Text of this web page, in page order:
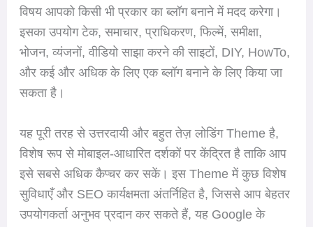
विषय आपको किसी भी प्रकार का ब्लॉग बनाने में मदद करेगा।
इसका उपयोग टेक, समाचार, प्राधिकरण, फिल्में, समीक्षा,
भोजन, व्यंजनों, वीडियो साझा करने की साइटों, DIY, HowTo,
और कई और अधिक के लिए एक ब्लॉग बनाने के लिए किया जा
सकता है।
यह पूरी तरह से उत्तरदायी और बहुत तेज़ लोडिंग Theme है,
विशेष रूप से मोबाइल-आधारित दर्शकों पर केंद्रित है ताकि आप
इसे सबसे अधिक कैप्चर कर सकें। इस Theme में कुछ विशेष
सुविधाएँ और SEO कार्यक्षमता अंतर्निहित है, जिससे आप बेहतर
उपयोगकर्ता अनुभव प्रदान कर सकते हैं, यह Google के